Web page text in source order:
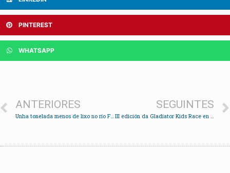
PINTEREST
WHATSAPP
ANTERIORES
Unha tonelada menos de lixo no río Fondón
SEGUINTES
III edición da Gladiator Kids Race en Soutomaior